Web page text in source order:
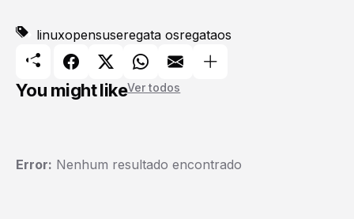
linuxopensuseregata osregataos
You might likeVer todos
Error: Nenhum resultado encontrado